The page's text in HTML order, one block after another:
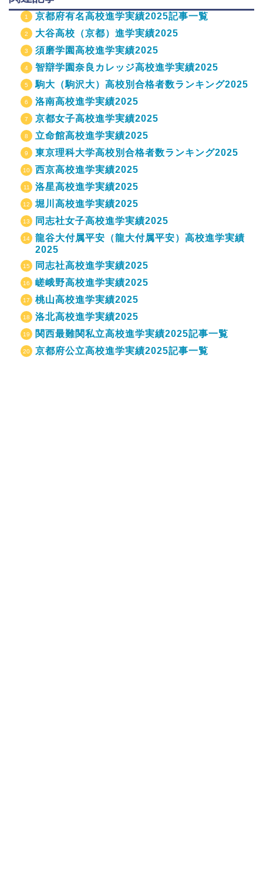
京都府有名高校進学実績2025記事一覧
大谷高校（京都）進学実績2025
須磨学園高校進学実績2025
智辯学園奈良カレッジ高校進学実績2025
駒大（駒沢大）高校別合格者数ランキング2025
洛南高校進学実績2025
京都女子高校進学実績2025
立命館高校進学実績2025
東京理科大学高校別合格者数ランキング2025
西京高校進学実績2025
洛星高校進学実績2025
堀川高校進学実績2025
同志社女子高校進学実績2025
龍谷大付属平安（龍大付属平安）高校進学実績
2025
同志社高校進学実績2025
嵯峨野高校進学実績2025
桃山高校進学実績2025
洛北高校進学実績2025
関西最難関私立高校進学実績2025記事一覧
京都府公立高校進学実績2025記事一覧